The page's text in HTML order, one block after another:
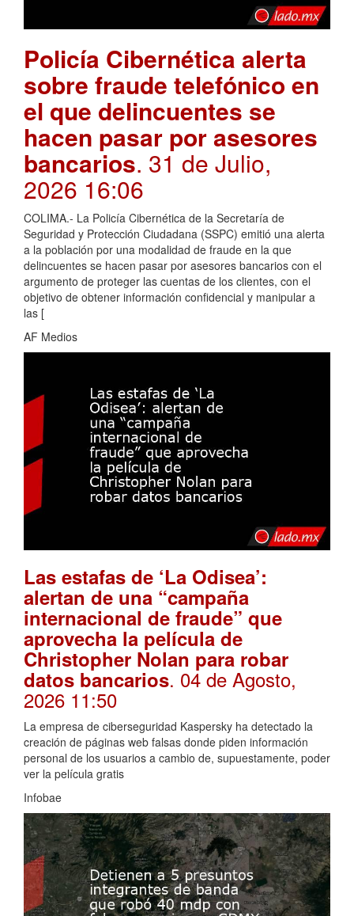
Policía Cibernética alerta
sobre fraude telefónico en
el que delincuentes se
hacen pasar por asesores
bancarios. 31 de Julio,
2026 16:06
COLIMA.- La Policía Cibernética de la Secretaría de
Seguridad y Protección Ciudadana (SSPC) emitió una alerta
a la población por una modalidad de fraude en la que
delincuentes se hacen pasar por asesores bancarios con el
argumento de proteger las cuentas de los clientes, con el
objetivo de obtener información confidencial y manipular a
las [
AF Medios
Las estafas de ‘La Odisea’:
alertan de una “campaña
internacional de fraude” que
aprovecha la película de
Christopher Nolan para robar
datos bancarios. 04 de Agosto,
2026 11:50
La empresa de ciberseguridad Kaspersky ha detectado la
creación de páginas web falsas donde piden información
personal de los usuarios a cambio de, supuestamente, poder
ver la película gratis
Infobae